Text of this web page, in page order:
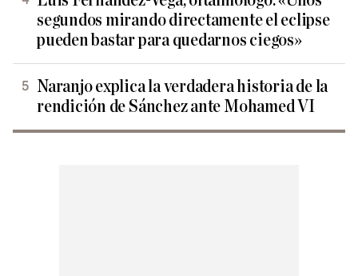
segundos mirando directamente el eclipse
pueden bastar para quedarnos ciegos»
Naranjo explica la verdadera historia de la
rendición de Sánchez ante Mohamed VI